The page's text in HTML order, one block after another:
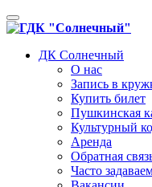
Toggle
navigation
ДК Солнечный
О нас
Запись в
Купить билет
Пушкинская
Культурный
Аренда
Обратная
Часто